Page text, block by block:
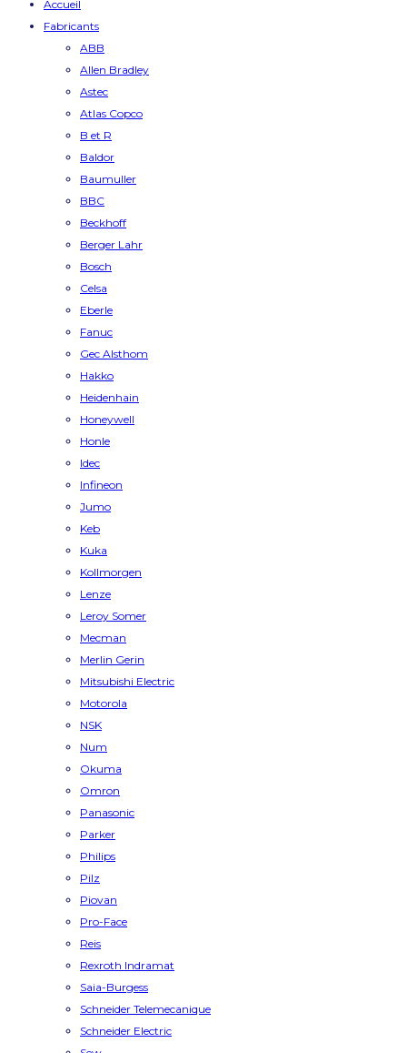
Accueil
Fabricants
ABB
Allen Bradley
Astec
Atlas Copco
B et R
Baldor
Baumuller
BBC
Beckhoff
Berger Lahr
Bosch
Celsa
Eberle
Fanuc
Gec Alsthom
Hakko
Heidenhain
Honeywell
Honle
Idec
Infineon
Jumo
Keb
Kuka
Kollmorgen
Lenze
Leroy Somer
Mecman
Merlin Gerin
Mitsubishi Electric
Motorola
NSK
Num
Okuma
Omron
Panasonic
Parker
Philips
Pilz
Piovan
Pro-Face
Reis
Rexroth Indramat
Saia-Burgess
Schneider Telemecanique
Schneider Electric